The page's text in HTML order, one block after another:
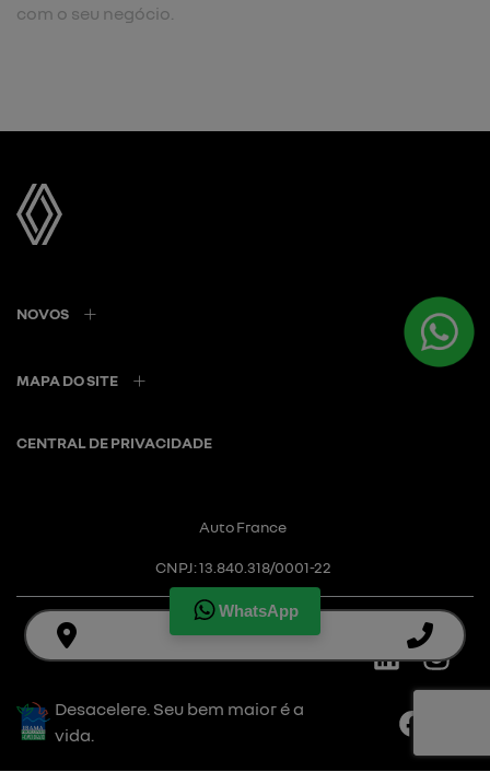
WhatsApp
com o seu negócio.
NOVOS
MAPA DO SITE
CENTRAL DE PRIVACIDADE
Auto France
CNPJ: 13.840.318/0001-22
Desacelere. Seu bem maior é a
vida.